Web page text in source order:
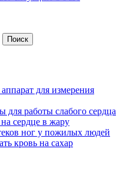
Поиск
для измерения
для работы слабого сердца
сердце в жару
ног у пожилых людей
кровь на сахар